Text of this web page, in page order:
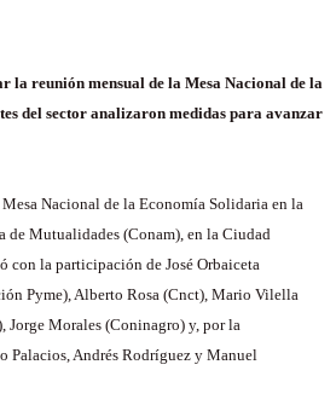
la reunión mensual de la Mesa Nacional de la
del sector analizaron medidas para avanzar
Nacional de la Economía Solidaria en la
de Mutualidades (Conam), en la Ciudad
con la participación de José Orbaiceta
Pyme), Alberto Rosa (Cnct), Mario Vilella
Jorge Morales (Coninagro) y, por la
Palacios, Andrés Rodríguez y Manuel